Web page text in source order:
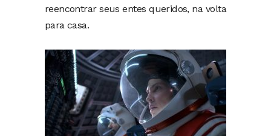
reencontrar seus entes queridos, na volta
para casa.